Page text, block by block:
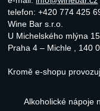
telefon: +420 774 425
Wine Bar s.r.o.
U Michelského mlýna
Praha 4 – Michle
140
Kromě e-shopu
Alkoholické nápoje